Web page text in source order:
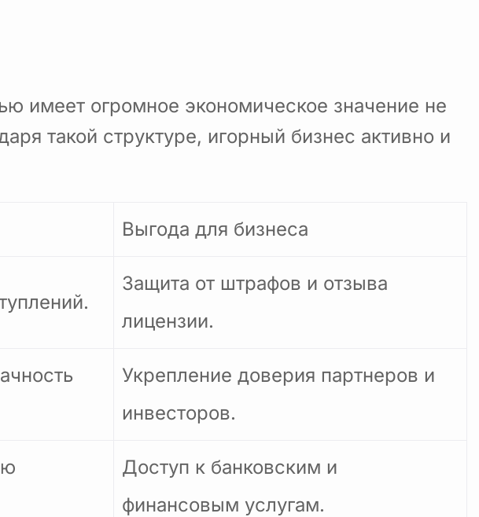
имеет огромное экономическое значение не
такой структуре, игорный бизнес активно и
Выгода для бизнеса
Защита от штрафов и отзыва
лицензии.
Укрепление доверия партнеров и
инвесторов.
Доступ к банковским и
финансовым услугам.